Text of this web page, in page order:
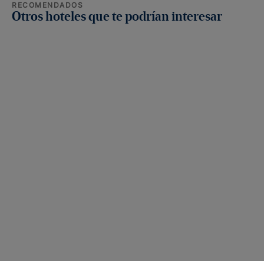
RECOMENDADOS
Otros hoteles que te podrían interesar